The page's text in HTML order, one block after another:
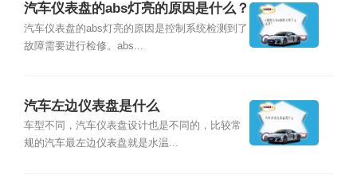
汽车仪表盘的abs灯亮的原因是什么？
汽车仪表盘的abs灯亮的原因是控制系统检测到了
故障需要进行检修。abs...
汽车左边仪表盘是什么
车型不同，汽车仪表盘设计也是不同的，比较常
规的汽车最左边仪表盘就是水温...